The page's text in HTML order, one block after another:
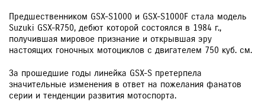
Предшественником GSX-S1000 и GSX-S1000F стала модель
Suzuki GSX-R750, дебют которой состоялся в 1984 г.,
получившая мировое признание и открывшая эру
настоящих гоночных мотоциклов с двигателем 750 куб. см.
За прошедшие годы линейка GSX-S претерпела
значительные изменения в ответ на пожелания фанатов
серии и тенденции развития мотоспорта.